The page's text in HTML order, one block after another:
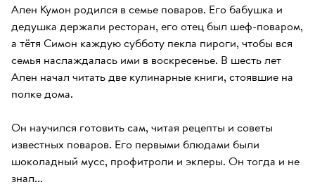
Ален Кумон родился в семье поваров. Его бабушка и
дедушка держали ресторан, его отец был шеф-поваром,
а тётя Симон каждую субботу пекла пироги, чтобы вся
семья наслаждалась ими в воскресенье. В шесть лет
Ален начал читать две кулинарные книги, стоявшие на
полке дома.
Он научился готовить сам, читая рецепты и советы
известных поваров. Его первыми блюдами были
шоколадный мусс, профитроли и эклеры. Он тогда и не
знал...